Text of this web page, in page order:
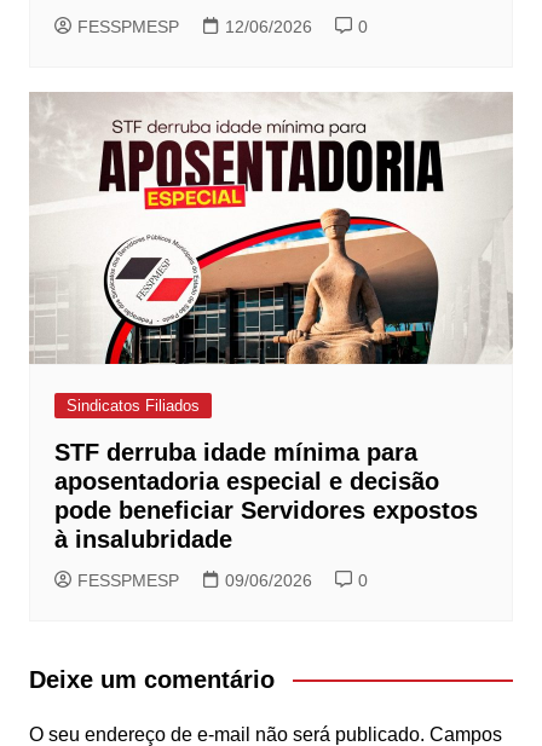
FESSPMESP 12/06/2026 0
Sindicatos Filiados
STF derruba idade mínima para
aposentadoria especial e decisão
pode beneficiar Servidores expostos
à insalubridade
FESSPMESP 09/06/2026 0
Deixe um comentário
O seu endereço de e-mail não será publicado. Campos